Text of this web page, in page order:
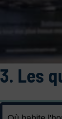
3. Les